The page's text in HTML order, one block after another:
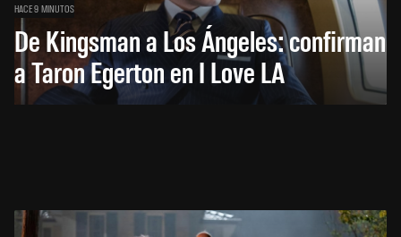
HACE 9 MINUTOS
De Kingsman a Los Ángeles: confirman
a Taron Egerton en I Love LA